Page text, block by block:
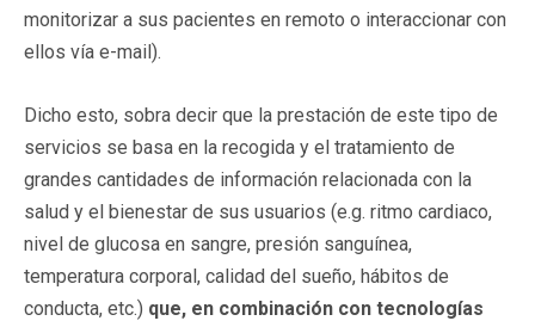
monitorizar a sus pacientes en remoto o interaccionar con
ellos vía e-mail).
Dicho esto, sobra decir que la prestación de este tipo de
servicios se basa en la recogida y el tratamiento de
grandes cantidades de información relacionada con la
salud y el bienestar de sus usuarios (e.g. ritmo cardiaco,
nivel de glucosa en sangre, presión sanguínea,
temperatura corporal, calidad del sueño, hábitos de
conducta, etc.) que, en combinación con tecnologías